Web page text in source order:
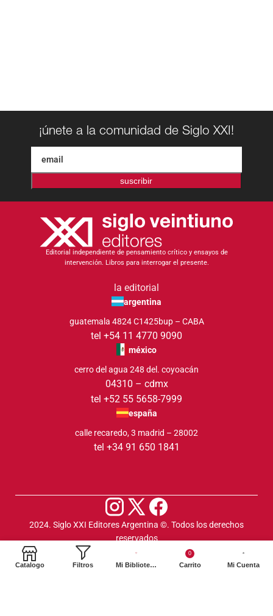
¡únete a la comunidad de Siglo XXI!
suscribir
Editorial independiente de pensamiento crítico y ensayos de
intervención. Libros para interrogar el presente.
la editorial
argentina
guatemala 4824 C1425bup – CABA
tel +54 11 4770 9090
méxico
cerro del agua 248 del. coyoacán
04310 – cdmx
tel +52 55 5658-7999
españa
calle recaredo, 3 madrid – 28002
tel +34 91 650 1841
2024. Siglo XXI Editores Argentina ©️. Todos los derechos
reservados
Catalogo Filtros Mi Biblioteca
0
Carrito Mi Cuenta